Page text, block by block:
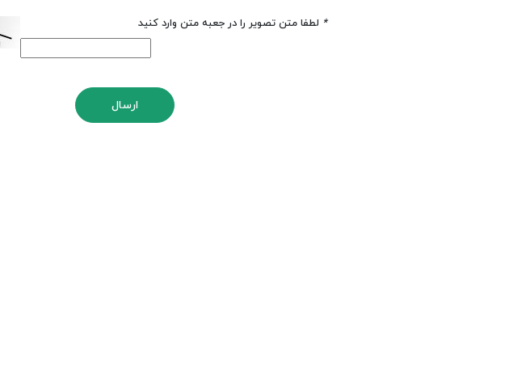
* لطفا متن تصویر را در جعبه متن وارد کنید
ارسال